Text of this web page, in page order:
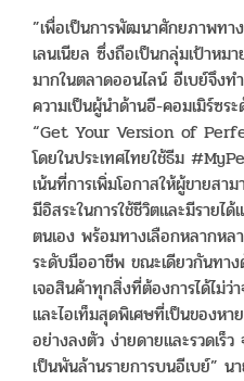
”เพื่อเป็นการพัฒนาศักยภาพทา
เลนเนียล ซึ่งถือเป็นกลุ่มเป้าห
มากในตลาดออนไลน์ อีเบย์จึง
ความเป็นผู้นำด้านอี-คอมเมิร์ซร
“Get Your Version of
โดยในประเทศไทยใช้ธีม
เน้นที่การเพิ่มโอกาสให้ผู้ขายสา
มีอิสระในการใช้ชีวิตและมีราย
ตนเอง พร้อมทางเลือกหลากหล
ระดับมืออาชีพ ขณะเดียวกันทา
เจอสินค้าทุกสิ่งที่ต้องการได้ไม่ว่
และไอเท็มสุดพิเศษที่เป็นของหา
อย่างลงตัว ง่ายดายและรวดเร็
เป็นพันล้านรายการบนอีเบย์”